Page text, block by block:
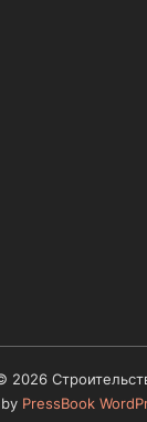
2026
PressBook